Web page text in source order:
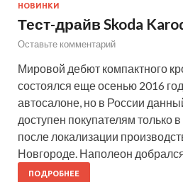
НОВИНКИ
Тест-драйв Skoda
Оставьте комментарий
Мировой дебют компактного
состоялся еще осенью 2016
автосалоне, но в России
доступен покупателям только
после локализации
Новгороде. Наполеон
ПОДРОБНЕЕ